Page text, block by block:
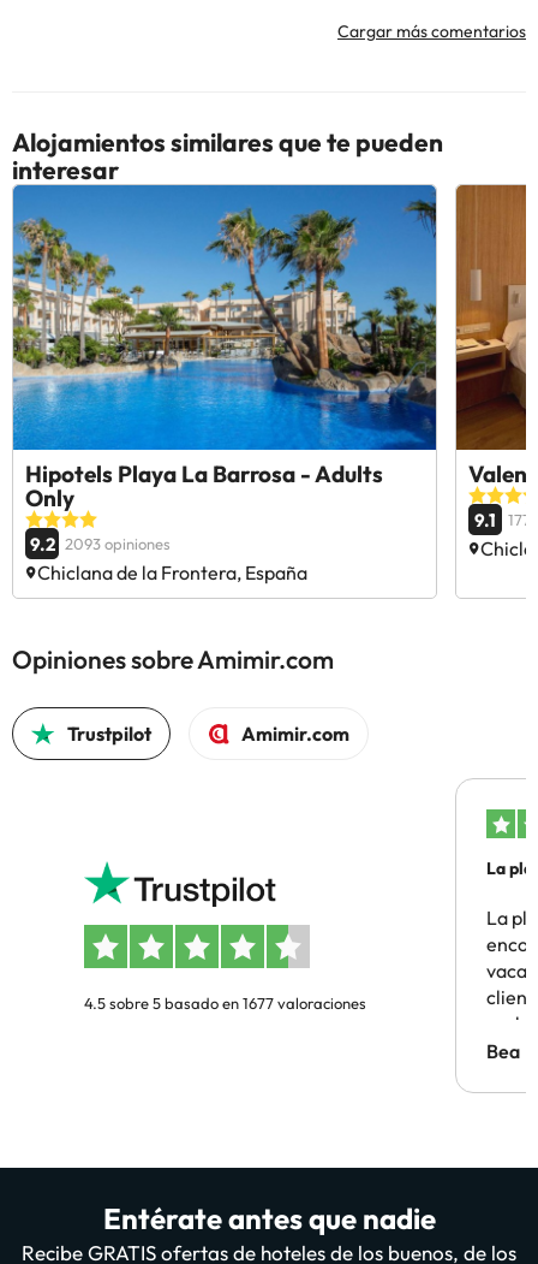
Cargar más comentarios
Alojamientos similares que te pueden
interesar
Hipotels Playa La Barrosa - Adults
Only
9.2 2093 opiniones
Chiclana de la Frontera, España
9.1
Opiniones sobre Amimir.com
Trustpilot Amimir.com
4.5 sobre 5 basado en 1677 valoraciones
La
La
Bea
Entérate antes que nadie
Recibe GRATIS ofertas de hoteles de los buenos, de los